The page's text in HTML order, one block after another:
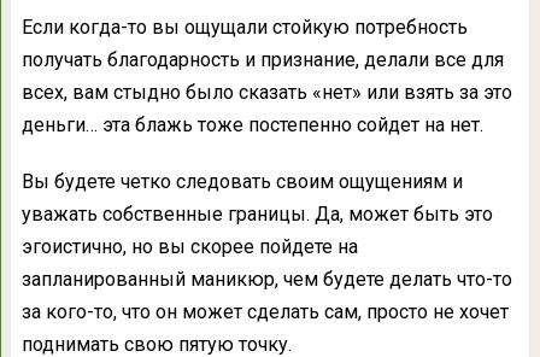
Если когда-то вы ощущали стойкую потребность
получать благодарность и признание, делали все для
всех, вам стыдно было сказать «нет» или взять за это
деньги… эта блажь тоже постепенно сойдет на нет.
Вы будете четко следовать своим ощущениям и
уважать собственные границы. Да, может быть это
эгоистично, но вы скорее пойдете на
запланированный маникюр, чем будете делать что-то
за кого-то, что он может сделать сам, просто не хочет
поднимать свою пятую точку.